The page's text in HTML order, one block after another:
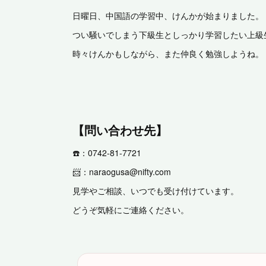
日曜日、中国語の学習中、けんかが始まりました。
つい騒いでしまう下級生としっかり学習したい上級
時々けんかもしながら、また仲良く勉強しようね。
【問い合わせ先】
☎️：0742-81-7721
📨：naraogusa@nifty.com
見学やご相談、いつでも受け付けています。
どうぞ気軽にご連絡ください。